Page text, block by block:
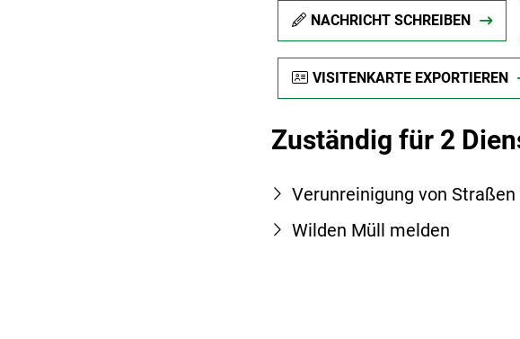
NACHRICHT SCHREIBEN
VISITENKARTE EXPORTIEREN
Zuständig für 2
Verunreinigung von
Wilden Müll melden